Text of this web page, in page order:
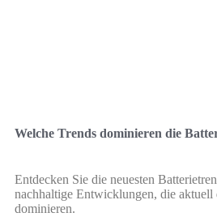
Welche Trends dominieren die
Entdecken Sie die neuesten
nachhaltige Entwicklungen, die aktuell
dominieren.